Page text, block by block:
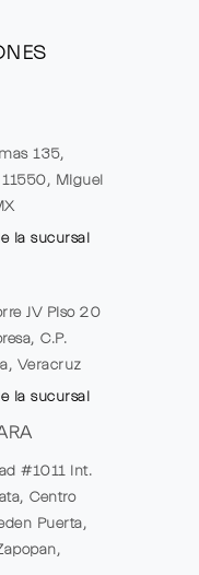
135,
11550, Miguel
la sucursal
JV Piso 20
C.P.
Veracruz
la sucursal
#1011 Int.
Centro
Puerta,